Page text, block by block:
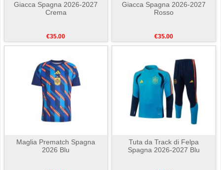
Giacca Spagna 2026-2027
Crema
€35.00
Giacca Spagna 2026-2027
Rosso
€35.00
Maglia Prematch Spagna
2026 Blu
Tuta da Track di Felpa
Spagna 2026-2027 Blu